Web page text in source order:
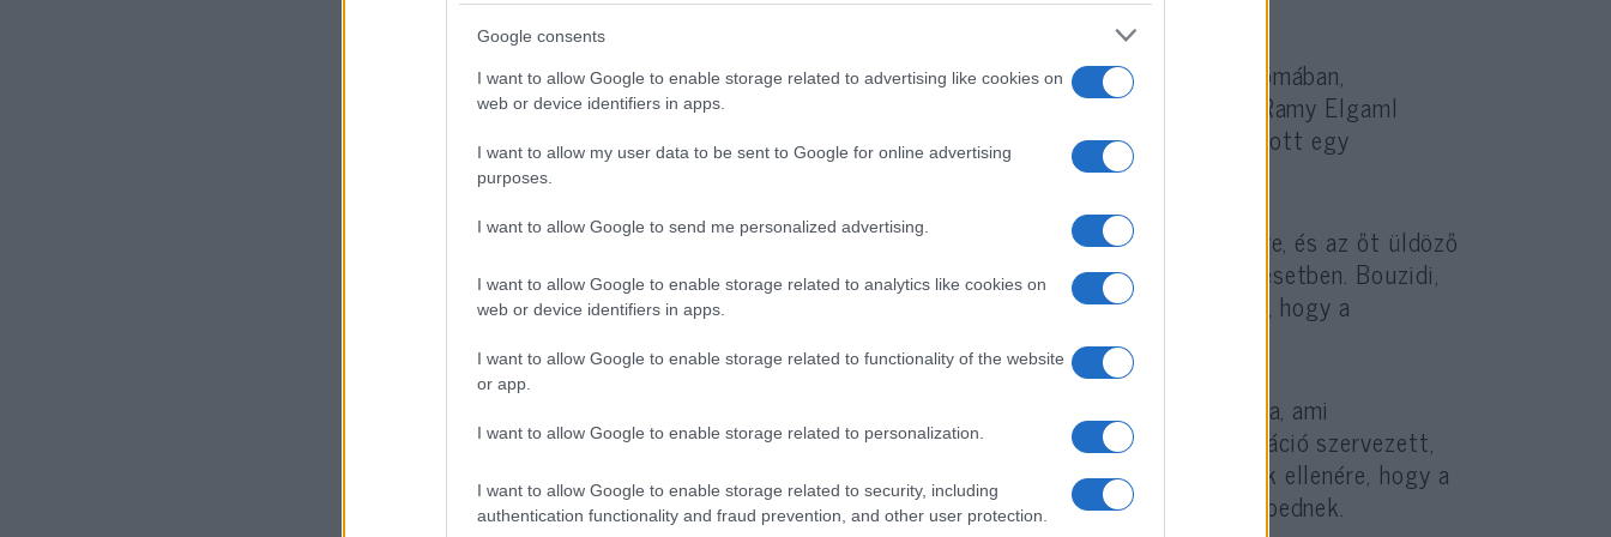
Google consents
I want to allow Google to enable storage related to advertising like cookies on
web or device identifiers in apps.
I want to allow my user data to be sent to Google for online advertising
purposes.
I want to allow Google to send me personalized advertising.
I want to allow Google to enable storage related to analytics like cookies on
web or device identifiers in apps.
I want to allow Google to enable storage related to functionality of the website
or app.
I want to allow Google to enable storage related to personalization.
I want to allow Google to enable storage related to security, including
authentication functionality and fraud prevention, and other user protection.
Egy másik incidens
Amint arról lapunk isbeszámolt, nemrég több olasz városban, köztük Rómában,
Milánóban, Bresciában és Bolognában is tüntetések zajlottak a 19 éves Ramy Elgaml
emlékére, aki a barátja, Fares Bouzidi által vezetett moped hátulján utazott egy
rendőrségi üldözés során.
A 22 éves, tunéziai származású Bouzidi nem állt meg a rendőrök jelzésére, és az őt üldöző
rendőrautóval a hátában egy oszlopnak ütközött. Elgaml meghalt a balesetben. Bouzidi,
akit emberölésben való bűnrészesség miatt letartóztattak, azt állította, hogy a
A novemberi üldözés egy részéről egy videófelvétel került nyilvánosságra, ami
tüntetésekhez vezetett, amelyeket az Olasz Rasszizmusellenes Koordináció szervezett,
és amelyekhez diákcsoportok és más egyesületek is csatlakoztak, annak ellenére, hogy a
videóbólnem derül ki egyértelműen, hogy a rendőrautó nekiment-e a mopednek.